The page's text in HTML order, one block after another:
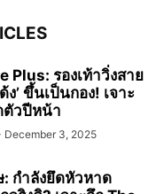
Plus: รองเท้าวิ่งสาย
’ ขึ้นเป็นกอง! เจาะ
ตัวปีหน้า
December 3, 2025
: กำลังยึดหัวหาด